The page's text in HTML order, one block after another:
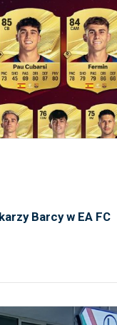
Barcy w EA FC